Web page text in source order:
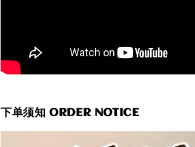
下单须知 ORDER NOTICE